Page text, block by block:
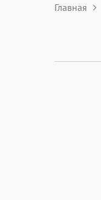
Главная